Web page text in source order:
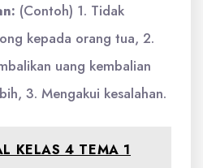
(Contoh) 1. Tidak
kepada orang tua, 2.
uang kembalian
3. Mengakui kesalahan.
KELAS 4 TEMA 1